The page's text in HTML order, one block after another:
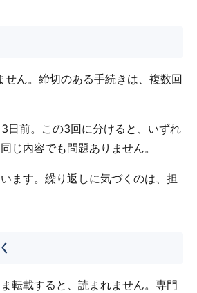
せん。締切のある手続きは、複数回
日前。この3回に分けると、いずれ
じ内容でも問題ありません。
ます。繰り返しに気づくのは、担
転載すると、読まれません。専門